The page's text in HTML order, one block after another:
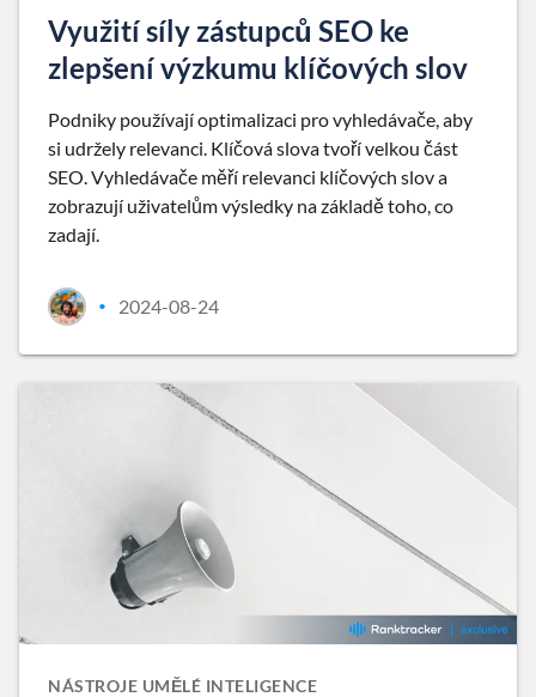
Využití síly zástupců SEO ke
zlepšení výzkumu klíčových slov
Podniky používají optimalizaci pro vyhledávače, aby
si udržely relevanci. Klíčová slova tvoří velkou část
SEO. Vyhledávače měří relevanci klíčových slov a
zobrazují uživatelům výsledky na základě toho, co
zadají.
• 2024-08-24
NÁSTROJE UMĚLÉ INTELIGENCE